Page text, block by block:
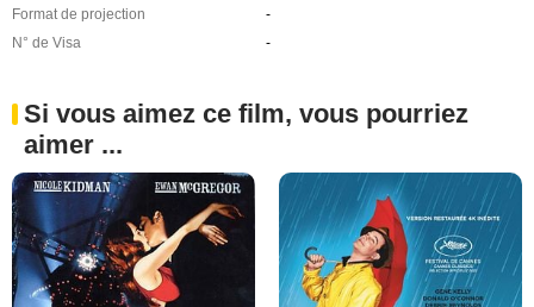
Format de projection
-
N° de Visa
-
Si vous aimez ce film, vous pourriez
aimer ...